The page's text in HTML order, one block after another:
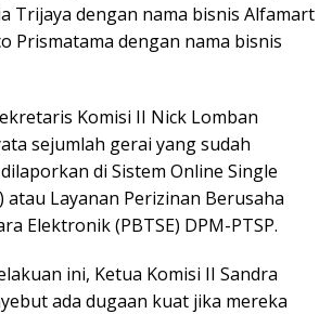
Trijaya dengan nama bisnis Alfamart
Prismatama dengan nama bisnis
Komisi II Nick Lomban
sejumlah gerai yang sudah
di Sistem Online Single
atau Layanan Perizinan Berusaha
Elektronik (PBTSE) DPM-PTSP.
ini, Ketua Komisi II Sandra
ada dugaan kuat jika mereka